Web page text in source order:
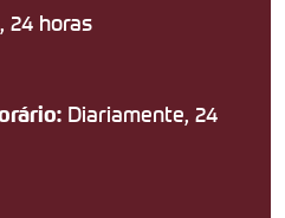
24 horas
Diariamente, 24